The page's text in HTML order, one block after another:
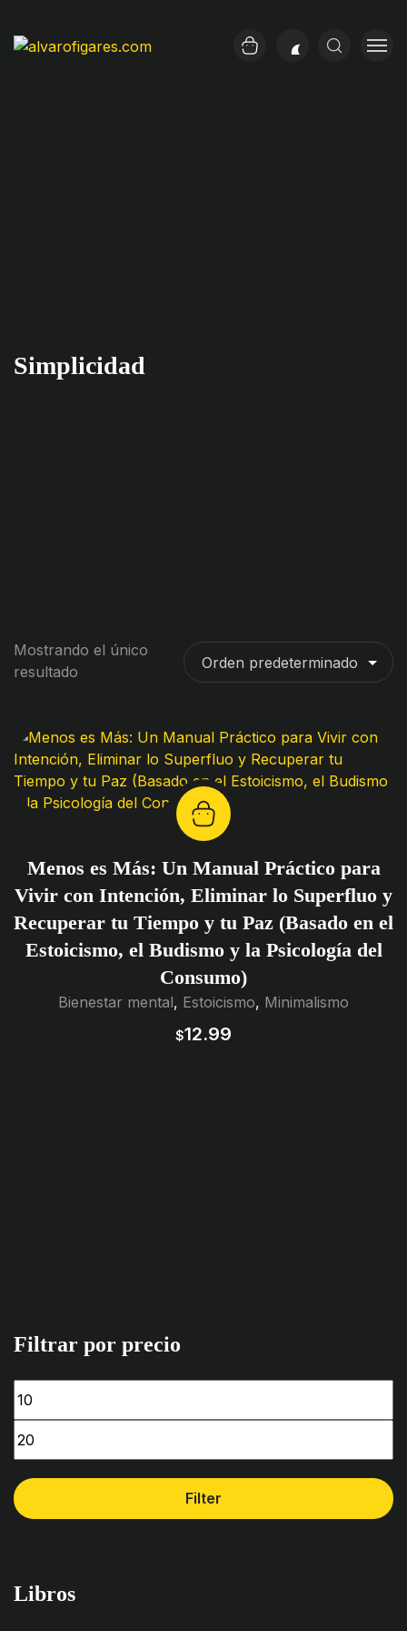
Simplicidad
Mostrando el único
resultado
Menos es Más: Un Manual Práctico para
Vivir con Intención, Eliminar lo Superfluo y
Recuperar tu Tiempo y tu Paz (Basado en el
Estoicismo, el Budismo y la Psicología del
Consumo)
Bienestar mental, Estoicismo, Minimalismo
$12.99
Filtrar por precio
Filter
Libros